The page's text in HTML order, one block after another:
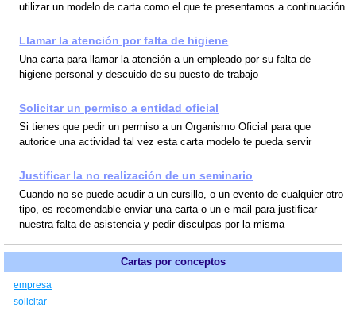
utilizar un modelo de carta como el que te presentamos a continuación
Llamar la atención por falta de higiene
Una carta para llamar la atención a un empleado por su falta de
higiene personal y descuido de su puesto de trabajo
Solicitar un permiso a entidad oficial
Si tienes que pedir un permiso a un Organismo Oficial para que
autorice una actividad tal vez esta carta modelo te pueda servir
Justificar la no realización de un seminario
Cuando no se puede acudir a un cursillo, o un evento de cualquier otro
tipo, es recomendable enviar una carta o un e-mail para justificar
nuestra falta de asistencia y pedir disculpas por la misma
Cartas por conceptos
empresa
solicitar